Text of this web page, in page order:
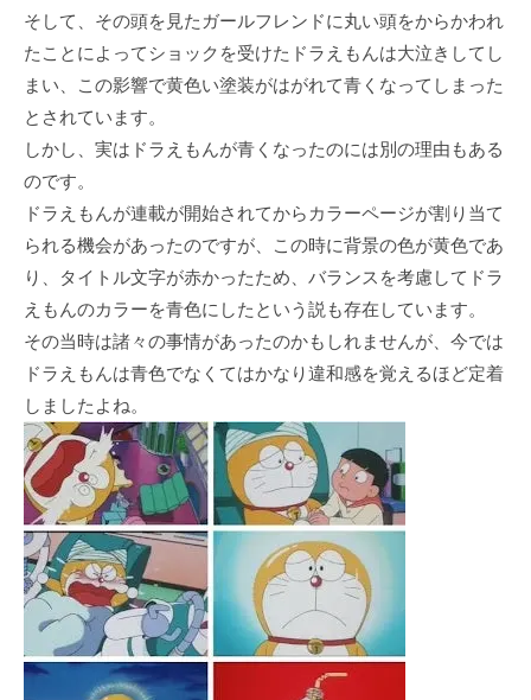
そして、その頭を見たガールフレンドに丸い頭をからかわれ
たことによってショックを受けたドラえもんは大泣きしてし
まい、この影響で黄色い塗装がはがれて青くなってしまった
とされています。
しかし、実はドラえもんが青くなったのには別の理由もある
のです。
ドラえもんが連載が開始されてからカラーページが割り当て
られる機会があったのですが、この時に背景の色が黄色であ
り、タイトル文字が赤かったため、バランスを考慮してドラ
えもんのカラーを青色にしたという説も存在しています。
その当時は諸々の事情があったのかもしれませんが、今では
ドラえもんは青色でなくてはかなり違和感を覚えるほど定着
しましたよね。